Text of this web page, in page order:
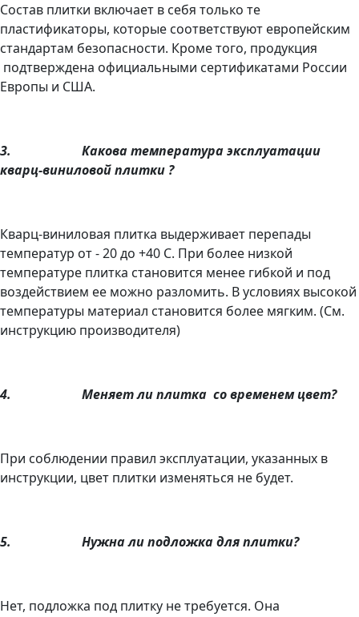
Состав плитки включает в себя только те
пластификаторы, которые соответствуют европейским
стандартам безопасности. Кроме того, продукция
подтверждена официальными сертификатами России
Европы и США.
3. Какова температура эксплуатации
кварц-виниловой плитки ?
Кварц-виниловая плитка выдерживает перепады
температур от - 20 до +40 С. При более низкой
температуре плитка становится менее гибкой и под
воздействием ее можно разломить. В условиях высокой
температуры материал становится более мягким. (См.
инструкцию производителя)
4. Меняет ли плитка со временем цвет?
При соблюдении правил эксплуатации, указанных в
инструкции, цвет плитки изменяться не будет.
5. Нужна ли подложка для плитки?
Нет, подложка под плитку не требуется. Она